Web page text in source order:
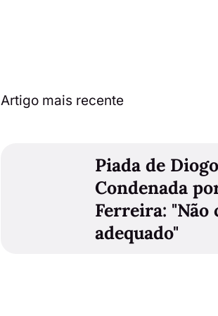
Artigo mais recente
Piada de
Condenada
Ferreira: "Não
adequado"